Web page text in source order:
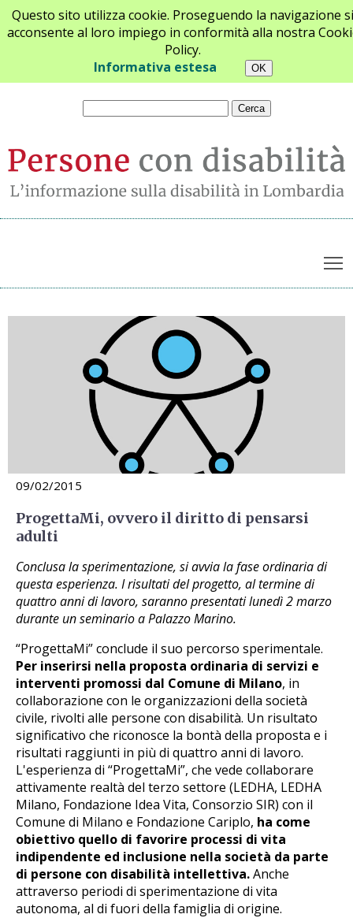
Questo sito utilizza cookie. Proseguendo la navigazione si
acconsente al loro impiego in conformità alla nostra
Policy.
Informativa estesa
Chi siamo Newsletter Contatti
Archivio notizie
09/02/2015
ProgettaMi, ovvero il diritto di pensarsi
adulti
Conclusa la sperimentazione, si avvia la fase ordinaria di
questa esperienza. I risultati del progetto, al termine di
quattro anni di lavoro, saranno presentati lunedì 2 marzo
durante un seminario a Palazzo Marino.
“ProgettaMi” conclude il suo percorso sperimentale.
Per inserirsi nella proposta ordinaria di servizi e
interventi promossi dal Comune di Milano, in
collaborazione con le organizzazioni della società
civile, rivolti alle persone con disabilità. Un risultato
significativo che riconosce la bontà della proposta e i
risultati raggiunti in più di quattro anni di lavoro.
L'esperienza di “ProgettaMi”, che vede collaborare
attivamente realtà del terzo settore (LEDHA, LEDHA
Milano, Fondazione Idea Vita, Consorzio SIR) con il
Comune di Milano e Fondazione Cariplo, ha come
obiettivo quello di favorire processi di vita
indipendente ed inclusione nella società da parte
di persone con disabilità intellettiva.Anche
attraverso periodi di sperimentazione di vita
autonoma, al di fuori della famiglia di origine.